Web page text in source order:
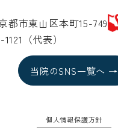
都市東山区本町15-749
（代表）
当院のSNS一覧へ →
個人情報保護方針